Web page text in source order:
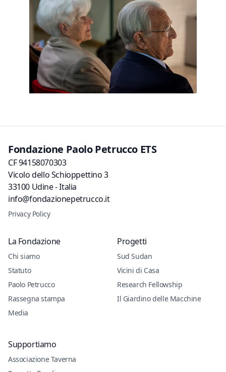
Fondazione Paolo Petrucco ETS
CF 94158070303
Vicolo dello Schioppettino 3
33100 Udine - Italia
info@fondazionepetrucco.it
Privacy Policy
La Fondazione
Chi siamo
Statuto
Paolo Petrucco
Rassegna stampa
Media
Progetti
Sud Sudan
Vicini di Casa
Research Fellowship
Il Giardino delle Macchine
Supportiamo
Associazione Taverna